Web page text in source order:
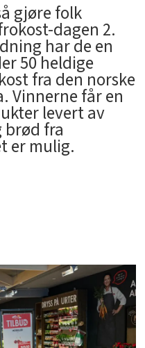
gjøre folk
dagen 2.
har de en
50 heldige
fra den norske
Vinnerne får en
levert av
brød fra
er mulig.